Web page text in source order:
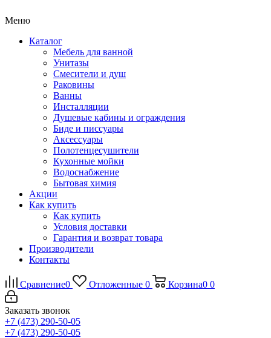
Меню
Каталог
Мебель для ванной
Унитазы
Смесители и душ
Раковины
Ванны
Инсталляции
Душевые кабины и ограждения
Биде и писсуары
Аксессуары
Полотенцесушители
Кухонные мойки
Водоснабжение
Бытовая химия
Акции
Как купить
Как купить
Условия доставки
Гарантия и возврат товара
Производители
Контакты
Сравнение0 Отложенные 0 Корзина0 0
Заказать звонок
+7 (473) 290-50-05
+7 (473) 290-50-05